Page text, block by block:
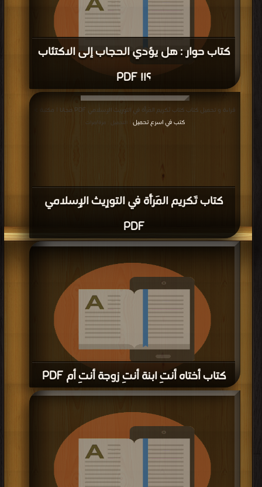
كتاب ظاهرة الإعجاب بين الفتيات PDF
قراءة و تحميل كتاب كتاب ظاهرة الإعجاب بين الفتيات PDF مجانا | مكتبة >
كتب في
اكبر مكتبة| التحميل : مرة/مرات
كتاب الدرر اللامعة في نصح فتاة الجامعة